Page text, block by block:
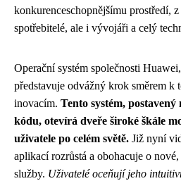
konkurenceschopnějšímu prostředí,
spotřebitelé, ale i vývojáři a celý
Operační systém společnosti
představuje odvážný krok směrem k
inovacím. Tento systém,
kódu, otevírá dveře široké škále
uživatele po celém světě. Již nyní
aplikací rozrůstá a obohacuje o
služby. Uživatelé oceňují jeho